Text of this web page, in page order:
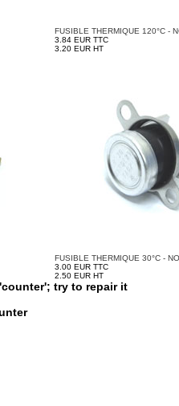
FUSIBLE THERMIQUE 120°C -
3.84 EUR TTC
3.20 EUR HT
FUSIBLE THERMIQUE 30°C - NO
3.00 EUR TTC
2.50 EUR HT
try to repair it